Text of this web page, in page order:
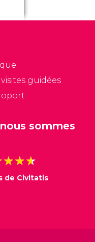
guidées
sommes
de Civitatis